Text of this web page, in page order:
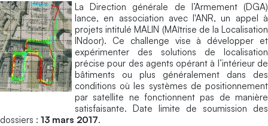
La Direction générale de l’Armement (DGA)
lance, en association avec l'ANR, un appel à
projets intitulé MALIN (MAîtrise de la Localisation
INdoor). Ce challenge vise à développer et
expérimenter des solutions de localisation
précise pour des agents opérant à l’intérieur de
bâtiments ou plus généralement dans des
conditions où les systèmes de positionnement
par satellite ne fonctionnent pas de manière
satisfaisante. Date limite de soumission des
dossiers : 13 mars 2017.